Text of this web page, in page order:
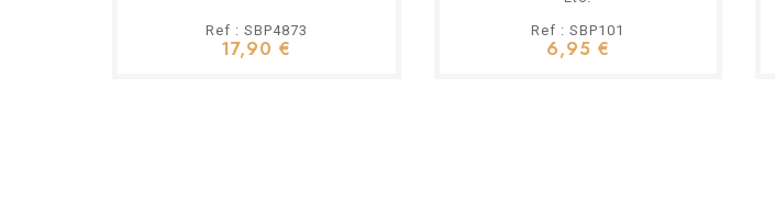
Ref : SBP4873
17,90 €
Ref : SBP101
6,95 €